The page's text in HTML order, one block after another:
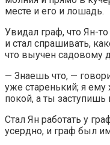
месте и его и лошадь.
Увидал граф, что Ян-
и стал спрашивать,
что выучен садовому
— Знаешь что, —
уже старенький; я ему
покой, а ты заступишь
Стал Ян работать у
усердно, и граф был